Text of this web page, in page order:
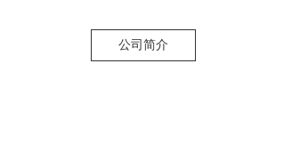
公司简介